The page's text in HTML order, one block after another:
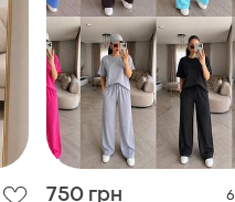
750 грн
Костюм двойка
штаны
42-44 и еще 2